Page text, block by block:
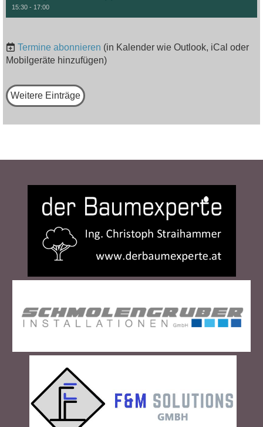
15:30 - 17:00
Termine abonnieren (in Kalender wie Outlook, iCal oder
Mobilgeräte hinzufügen)
Weitere Einträge